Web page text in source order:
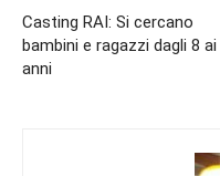
Casting RAI: Si cercano
bambini e ragazzi dagli 8 ai
anni